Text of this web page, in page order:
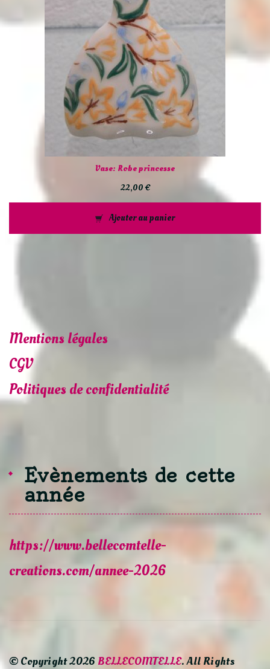
Vase: Robe princesse
22,00€
Ajouter au panier
Mentions légales
CGV
Politiques de confidentialité
Evènements de cette
année
https://www.bellecomtelle-
creations.com/annee-2026
© Copyright 2026 BELLECOMTELLE. All Rights